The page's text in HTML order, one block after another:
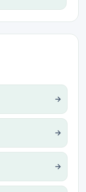
→
→
→